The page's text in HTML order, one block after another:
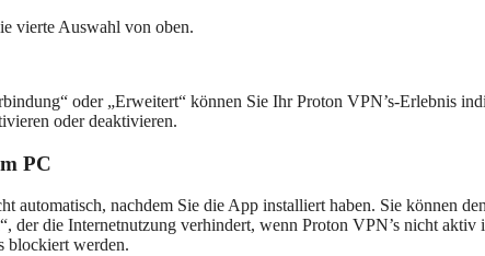
vierte Auswahl von oben.
oder „Erweitert“ können Sie Ihr Proton VPN’s-Erlebnis
oder deaktivieren.
PC
automatisch, nachdem Sie die App installiert haben. Sie können
der die Internetnutzung verhindert, wenn Proton VPN’s nicht
blockiert werden.